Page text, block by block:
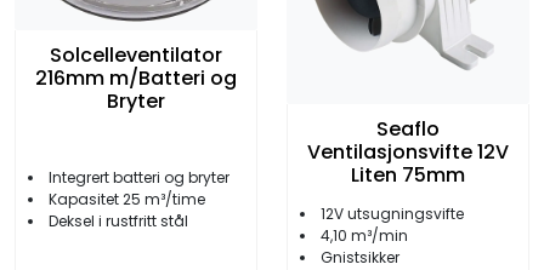
Solcelleventilator
216mm m/Batteri og
Bryter
Integrert batteri og bryter
Kapasitet 25 m³/time
Deksel i rustfritt stål
Seaflo
Ventilasjonsvifte 12V
Liten 75mm
12V utsugningsvifte
4,10 m³/min
Gnistsikker